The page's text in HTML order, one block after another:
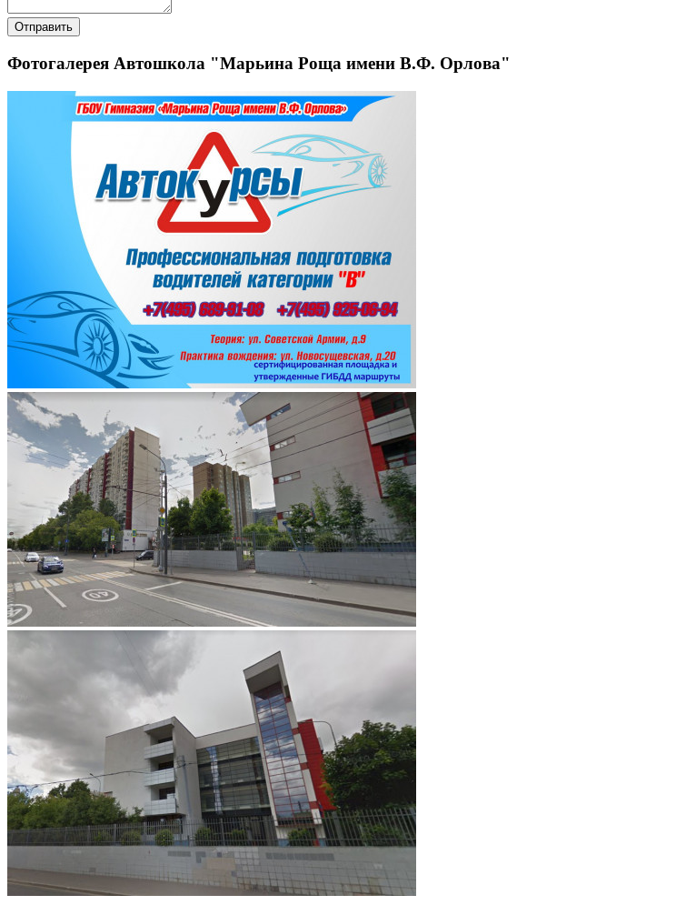
Отправить
Фотогалерея Автошкола "Марьина Роща имени В.Ф. Орлова"